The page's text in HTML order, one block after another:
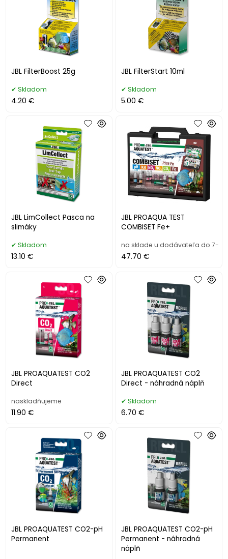
JBL FilterBoost 25g
Skladom
4.20 €
JBL FilterStart 10ml
Skladom
5.00 €
JBL LimCollect Pasca na
slimáky
Skladom
13.10 €
JBL PROAQUA TEST
COMBISET Fe+
na sklade u dodávateľa do 7-
47.70 €
JBL PROAQUATEST CO2
Direct
naskladňujeme
11.90 €
JBL PROAQUATEST CO2
Direct - náhradná náplň
Skladom
6.70 €
JBL PROAQUATEST CO2-pH
Permanent
JBL PROAQUATEST CO2-pH
Permanent - náhradná
náplň